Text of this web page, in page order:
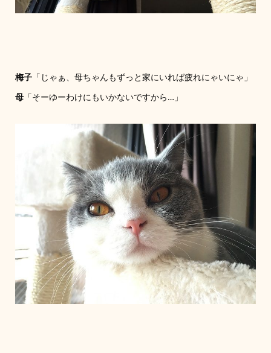
梅子「じゃぁ、母ちゃんもずっと家にいれば疲れにゃいにゃ」
母「そーゆーわけにもいかないですから…」